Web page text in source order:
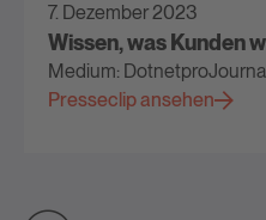
7. Dezember 2023
Wissen, was Kunden
Medium: Dotnetpro
Presseclip ansehen